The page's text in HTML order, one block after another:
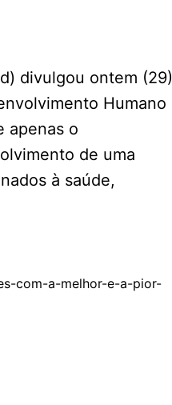
divulgou ontem (29)
Humano
apenas o
de uma
à saúde,
com-a-melhor-e-a-pior-